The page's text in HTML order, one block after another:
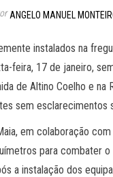
ANGELO MANUEL
instalados na
feira, 17 de janeiro,
de Altino Coelho e
sem esclarecimentos
em colaboração
para combater
a instalação dos